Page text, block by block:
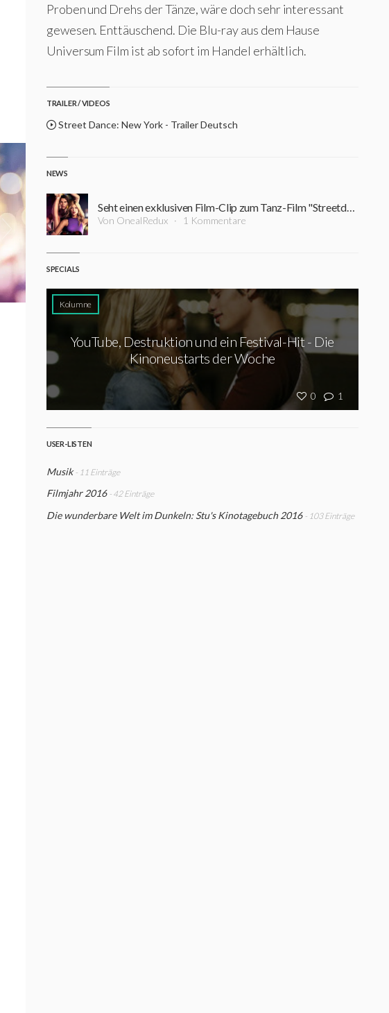
Proben und Drehs der Tänze, wäre doch sehr interessant
gewesen. Enttäuschend. Die Blu-ray aus dem Hause
Universum Film ist ab sofort im Handel erhältlich.
TRAILER / VIDEOS
Street Dance: New York - Trailer Deutsch
NEWS
Seht einen exklusiven Film-Clip zum Tanz-Film "Streetdance: New York"
Von OnealRedux 1 Kommentare
SPECIALS
Kolumne
0 1
YouTube, Destruktion und ein Festival-Hit - Die
Kinoneustarts der Woche
USER-LISTEN
Musik - 11 Einträge
Filmjahr 2016 - 42 Einträge
Die wunderbare Welt im Dunkeln: Stu's Kinotagebuch 2016 - 103 Einträge